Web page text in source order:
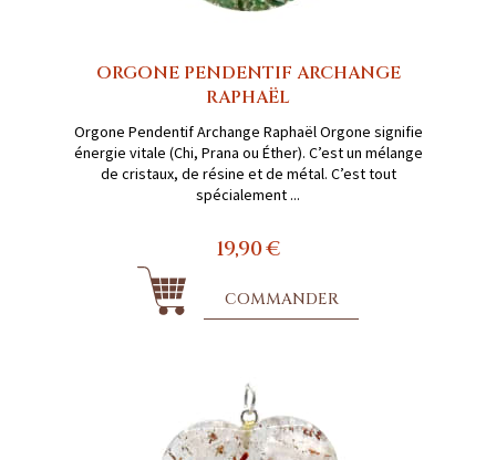
ORGONE PENDENTIF ARCHANGE
RAPHAËL
Orgone Pendentif Archange Raphaël Orgone signifie
énergie vitale (Chi, Prana ou Éther). C’est un mélange
de cristaux, de résine et de métal. C’est tout
spécialement ...
19,90 €
COMMANDER